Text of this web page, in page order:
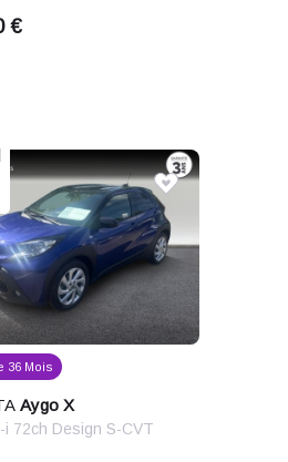
€
36 Mois
Aygo X
i 72ch Design S-CVT